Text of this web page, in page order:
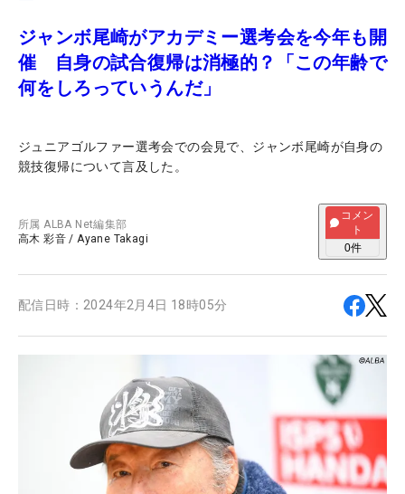
ジャンボ尾崎がアカデミー選考会を今年も開
催 自身の試合復帰は消極的？「この年齢で
何をしろっていうんだ」
ジュニアゴルファー選考会での会見で、ジャンボ尾崎が自身の
競技復帰について言及した。
所属ALBA Net編集部
高木 彩音 /Ayane Takagi
コメン
ト
0件
配信日時： 2024年2月4日 18時05分